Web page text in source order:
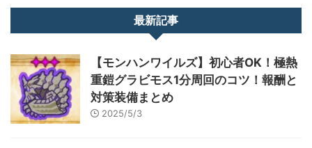
最新記事
【モンハンワイルズ】初心者OK！極熱
重鎧グラビモス1分周回のコツ！報酬と
対策装備まとめ
2025/5/3